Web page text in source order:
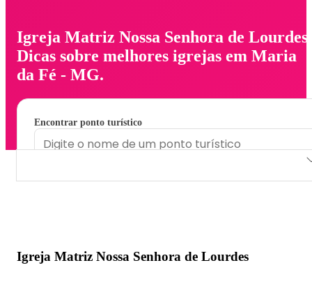
Igreja Matriz Nossa Senhora de Lourdes.
Dicas sobre melhores igrejas em Maria
da Fé - MG.
Encontrar ponto turístico
Igreja Matriz Nossa Senhora de Lourdes